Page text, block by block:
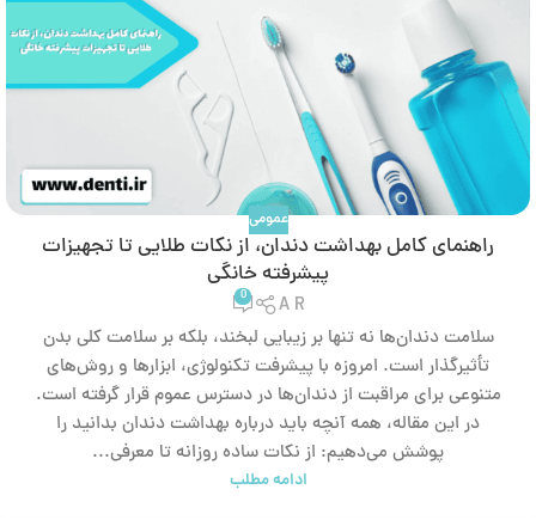
عمومی
راهنمای کامل بهداشت دندان، از نکات طلایی تا تجهیزات
پیشرفته خانگی
A R
0
سلامت دندان‌ها نه تنها بر زیبایی لبخند، بلکه بر سلامت کلی بدن
تأثیرگذار است. امروزه با پیشرفت تکنولوژی، ابزارها و روش‌های
متنوعی برای مراقبت از دندان‌ها در دسترس عموم قرار گرفته است.
در این مقاله، همه آنچه باید درباره بهداشت دندان بدانید را
پوشش می‌دهیم: از نکات ساده روزانه تا معرفی...
ادامه مطلب